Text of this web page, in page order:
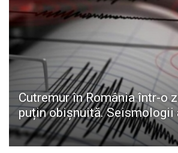
Cutremur în România într-o
puțin obișnuită. Seismologii